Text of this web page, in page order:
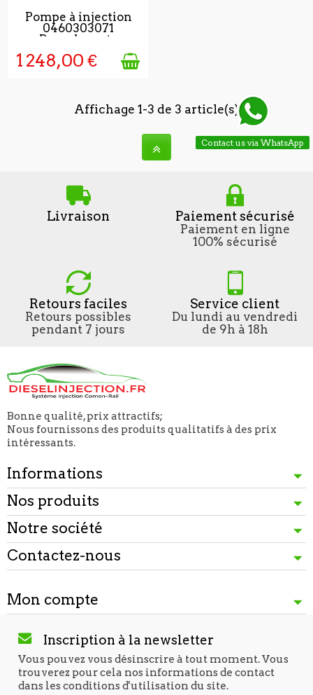
2-3JOURS APRÉS
VALIDATION DE LA
Pompe à injection
0460303071
Remplaçente
1 248,00 €
Affichage 1-3 de 3 article(s)
Livraison Paiement sécurisé
Paiement en ligne
100% sécurisé
Retours faciles
Retours possibles
pendant 7 jours
Service client
Du lundi au vendredi
de 9h à 18h
Bonne qualité, prix attractifs;
Nous fournissons des produits qualitatifs à des prix
intéressants.
Informations
Nos produits
Notre société
Contactez-nous
Mon compte
Contact us via WhatsApp
Inscription à la newsletter
Vous pouvez vous désinscrire à tout moment. Vous
trouverez pour cela nos informations de contact
dans les conditions d'utilisation du site.